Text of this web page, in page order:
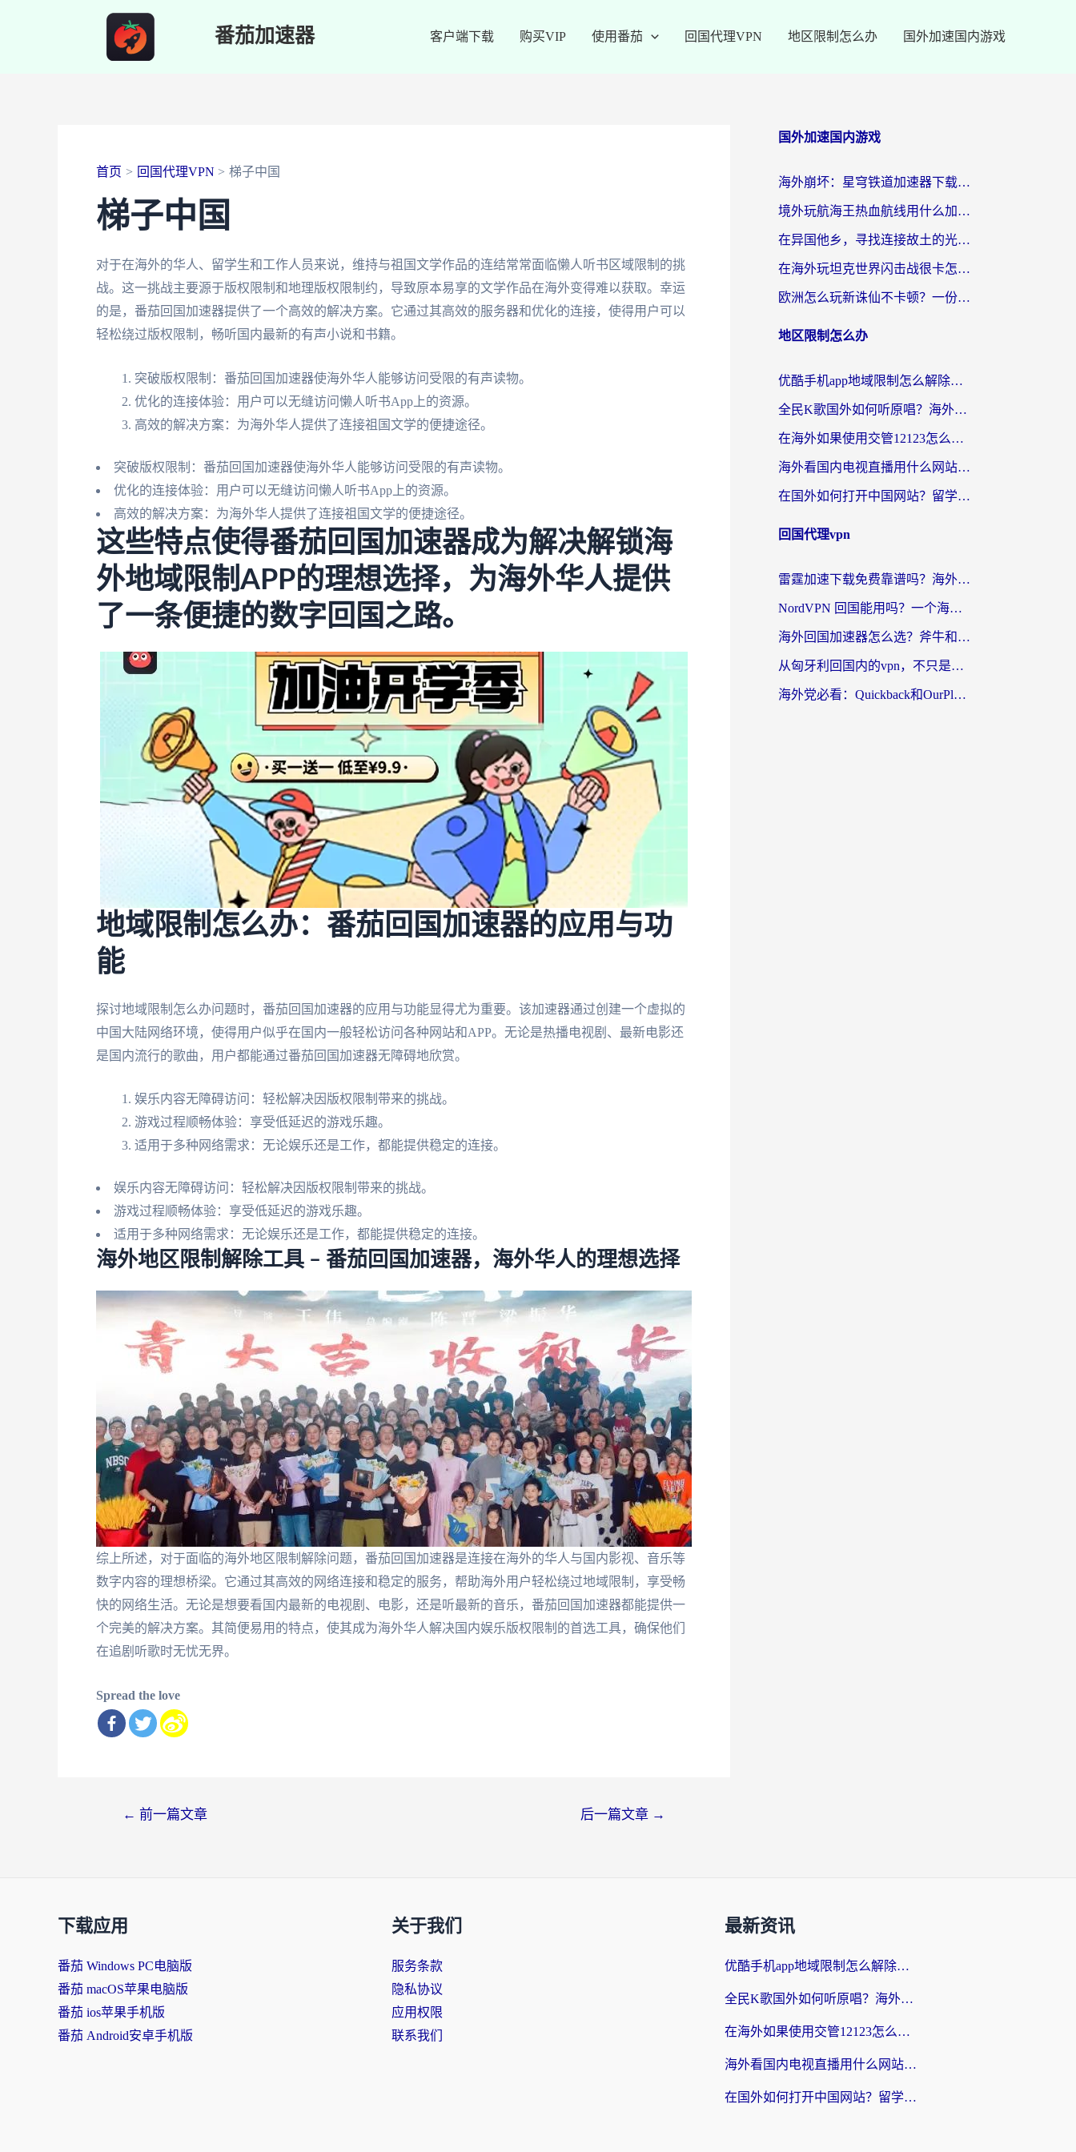
番茄加速器 客户端下载 购买VIP 使用番茄 回国代理VPN 地区限制怎么办 国外加速国内游戏
首页 回国代理VPN 梯子中国
梯子中国
对于在海外的华人、留学生和工作人员来说，维持与祖国文学作品的连结常常面临懒人听书区域限制的挑
战。这一挑战主要源于版权限制和地理版权限制约，导致原本易享的文学作品在海外变得难以获取。幸运
的是，番茄回国加速器提供了一个高效的解决方案。它通过其高效的服务器和优化的连接，使得用户可以
轻松绕过版权限制，畅听国内最新的有声小说和书籍。
突破版权限制：番茄回国加速器使海外华人能够访问受限的有声读物。
优化的连接体验：用户可以无缝访问懒人听书App上的资源。
高效的解决方案：为海外华人提供了连接祖国文学的便捷途径。
突破版权限制：番茄回国加速器使海外华人能够访问受限的有声读物。
优化的连接体验：用户可以无缝访问懒人听书App上的资源。
高效的解决方案：为海外华人提供了连接祖国文学的便捷途径。
这些特点使得番茄回国加速器成为解决解锁海
外地域限制APP的理想选择，为海外华人提供
了一条便捷的数字回国之路。
地域限制怎么办：番茄回国加速器的应用与功
能
探讨地域限制怎么办问题时，番茄回国加速器的应用与功能显得尤为重要。该加速器通过创建一个虚拟的
中国大陆网络环境，使得用户似乎在国内一般轻松访问各种网站和APP。无论是热播电视剧、最新电影还
是国内流行的歌曲，用户都能通过番茄回国加速器无障碍地欣赏。
娱乐内容无障碍访问：轻松解决因版权限制带来的挑战。
游戏过程顺畅体验：享受低延迟的游戏乐趣。
适用于多种网络需求：无论娱乐还是工作，都能提供稳定的连接。
娱乐内容无障碍访问：轻松解决因版权限制带来的挑战。
游戏过程顺畅体验：享受低延迟的游戏乐趣。
适用于多种网络需求：无论娱乐还是工作，都能提供稳定的连接。
海外地区限制解除工具 – 番茄回国加速器，海外华人的理想选择
综上所述，对于面临的海外地区限制解除问题，番茄回国加速器是连接在海外的华人与国内影视、音乐等
数字内容的理想桥梁。它通过其高效的网络连接和稳定的服务，帮助海外用户轻松绕过地域限制，享受畅
快的网络生活。无论是想要看国内最新的电视剧、电影，还是听最新的音乐，番茄回国加速器都能提供一
个完美的解决方案。其简便易用的特点，使其成为海外华人解决国内娱乐版权限制的首选工具，确保他们
在追剧听歌时无忧无界。
Spread the love
← 前一篇文章 后一篇文章 →
国外加速国内游戏
海外崩坏：星穹铁道加速器下载安装：一份给游子的终极网络指南
境外玩航海王热血航线用什么加速器？2026海外玩家实测最优方案（附欧洲问道堡垒前线加速技巧）
在异国他乡，寻找连接故土的光明大陆免费加速器
在海外玩坦克世界闪击战很卡怎么办？老玩家亲测有效的加速器选择指南
欧洲怎么玩新诛仙不卡顿？一份给海外游子的国服游戏畅玩指南
地区限制怎么办
优酷手机app地域限制怎么解除？海外党亲测有效的追剧方案
全民K歌国外如何听原唱？海外党亲测有效的回国加速器选择指南
在海外如果使用交管12123怎么处理？留学生亲测有效的回国加速方案
海外看国内电视直播用什么网站比较好？一篇解决你所有追剧难题的实用指南
在国外如何打开中国网站？留学生与海外华人的无缝访问指南
回国代理vpn
雷霆加速下载免费靠谱吗？海外党选回国加速器的避坑指南（附热门工具对比）
NordVPN 回国能用吗？一个海外用户必须面对的真实困境
海外回国加速器怎么选？斧牛和海龟哪个好？一篇帮你避开坑的实用指南
从匈牙利回国内的vpn，不只是为了刷剧那么简单
海外党必看：Quickback和OurPlay好用吗？3分钟选对回国加速器，无缝刷剧玩游戏
下载应用
番茄 Windows PC电脑版
番茄 macOS苹果电脑版
番茄 ios苹果手机版
番茄 Android安卓手机版
关于我们
服务条款
隐私协议
应用权限
联系我们
最新资讯
优酷手机app地域限制怎么解除？海外党亲测有效的追剧方案
全民K歌国外如何听原唱？海外党亲测有效的回国加速器选择指南
在海外如果使用交管12123怎么处理？留学生亲测有效的回国加速方案
海外看国内电视直播用什么网站比较好？一篇解决你所有追剧难题的实用指南
在国外如何打开中国网站？留学生与海外华人的无缝访问指南